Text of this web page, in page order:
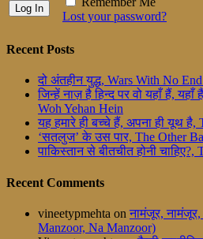
Lost your password?
Recent Posts
दो अंतहीन युद्ध, Wars With No
जिन्हें नाज़ है हिन्द पर वो यहाँ हैं,
Woh Yehan Hein
यह हमारे ही बच्चे हैं, अपना ही यूथ
‘सतलुज’ के उस पार, The Other
पाकिस्तान से बीतचीत होनी
Recent Comments
vineetypmehta on नामंजूर,
Manzoor, Na Manzoor)